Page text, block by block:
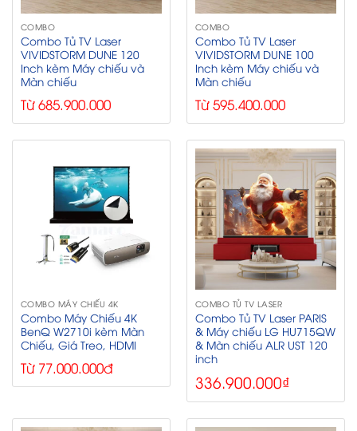
COMBO
Combo Tủ TV Laser
VIVIDSTORM DUNE 120
Inch kèm Máy chiếu và
Màn chiếu
Từ 685.900.000
COMBO
Combo Tủ TV Laser
VIVIDSTORM DUNE 100
Inch kèm Máy chiếu và
Màn chiếu
Từ 595.400.000
COMBO MÁY CHIẾU 4K
Combo Máy Chiếu 4K
BenQ W2710i kèm Màn
Chiếu, Giá Treo, HDMI
Từ 77.000.000đ
COMBO TỦ TV LASER
Combo Tủ TV Laser PARIS
& Máy chiếu LG HU715QW
& Màn chiếu ALR UST 120
inch
336.900.000₫